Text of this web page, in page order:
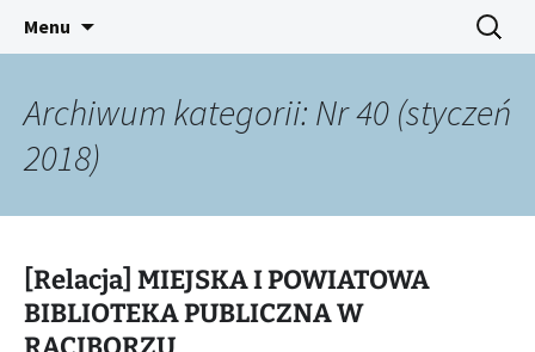
Śląski Pegaz
Platforma inicjatyw bibliotecznych
Menu Szukaj:
Archiwum kategorii: Nr 40 (styczeń
2018)
[Relacja] MIEJSKA I POWIATOWA
BIBLIOTEKA PUBLICZNA W